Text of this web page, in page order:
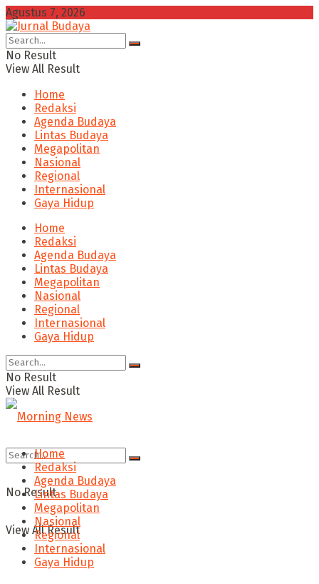
Agustus 7, 2026
No Result
View All Result
Home
Redaksi
Agenda Budaya
Lintas Budaya
Megapolitan
Nasional
Regional
Internasional
Gaya Hidup
Home
Redaksi
Agenda Budaya
Lintas Budaya
Megapolitan
Nasional
Regional
Internasional
Gaya Hidup
No Result
View All Result
No Result
View All Result
Home
Redaksi
Agenda Budaya
Lintas Budaya
Megapolitan
Nasional
Regional
Internasional
Gaya Hidup